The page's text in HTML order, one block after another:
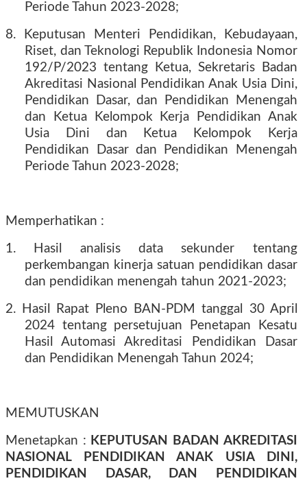
Periode Tahun 2023-2028;
8. Keputusan Menteri Pendidikan, Kebudayaan,
Riset, dan Teknologi Republik Indonesia Nomor
192/P/2023 tentang Ketua, Sekretaris Badan
Akreditasi Nasional Pendidikan Anak Usia Dini,
Pendidikan Dasar, dan Pendidikan Menengah
dan Ketua Kelompok Kerja Pendidikan Anak
Usia Dini dan Ketua Kelompok Kerja
Pendidikan Dasar dan Pendidikan Menengah
Periode Tahun 2023-2028;
Memperhatikan :
1. Hasil analisis data sekunder tentang
perkembangan kinerja satuan pendidikan dasar
dan pendidikan menengah tahun 2021-2023;
2. Hasil Rapat Pleno BAN-PDM tanggal 30 April
2024 tentang persetujuan Penetapan Kesatu
Hasil Automasi Akreditasi Pendidikan Dasar
dan Pendidikan Menengah Tahun 2024;
MEMUTUSKAN
Menetapkan : KEPUTUSAN BADAN AKREDITASI
NASIONAL PENDIDIKAN ANAK USIA DINI,
PENDIDIKAN DASAR, DAN PENDIDIKAN